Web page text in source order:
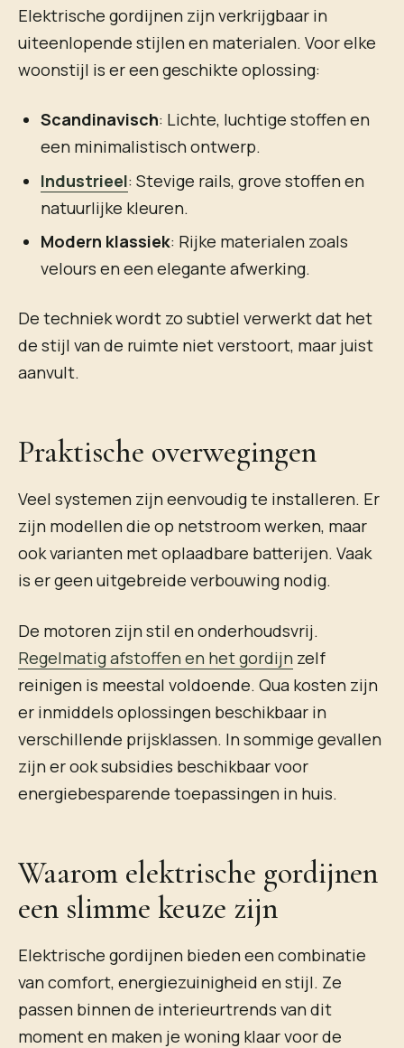
Elektrische gordijnen zijn verkrijgbaar in
uiteenlopende stijlen en materialen. Voor elke
woonstijl is er een geschikte oplossing:
Scandinavisch: Lichte, luchtige stoffen en
een minimalistisch ontwerp.
Industrieel: Stevige rails, grove stoffen en
natuurlijke kleuren.
Modern klassiek: Rijke materialen zoals
velours en een elegante afwerking.
De techniek wordt zo subtiel verwerkt dat het
de stijl van de ruimte niet verstoort, maar juist
aanvult.
Praktische overwegingen
Veel systemen zijn eenvoudig te installeren. Er
zijn modellen die op netstroom werken, maar
ook varianten met oplaadbare batterijen. Vaak
is er geen uitgebreide verbouwing nodig.
De motoren zijn stil en onderhoudsvrij.
Regelmatig afstoffen en het gordijn zelf
reinigen is meestal voldoende. Qua kosten zijn
er inmiddels oplossingen beschikbaar in
verschillende prijsklassen. In sommige gevallen
zijn er ook subsidies beschikbaar voor
energiebesparende toepassingen in huis.
Waarom elektrische gordijnen
een slimme keuze zijn
Elektrische gordijnen bieden een combinatie
van comfort, energiezuinigheid en stijl. Ze
passen binnen de interieurtrends van dit
moment en maken je woning klaar voor de